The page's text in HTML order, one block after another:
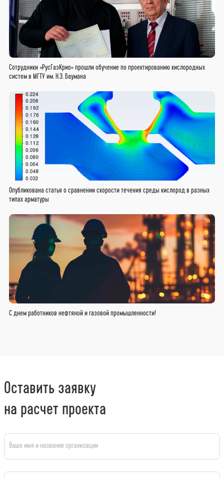
Сотрудники «РусГазКрио» прошли обучение по проектированию кислородных
систем в МГТУ им. Н.Э. Баумана
Опубликована статья о сравнении скорости течения среды кислород в разных
типах арматуры
С днем работников нефтяной и газовой промышленности!
Оставить заявку
на расчет проекта
Ваше имя и название организации